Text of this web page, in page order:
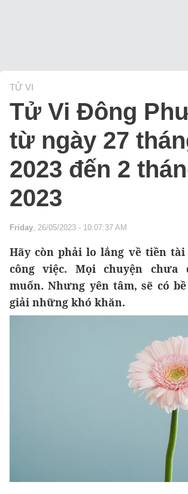
TỬ VI
Tử Vi Đông
từ ngày 27
2023 đến 2
2023
Friday, 26/05/2023 - 10:07:37 AM
Hãy còn phải lo lắng về tiền
công việc. Mọi chuyện
muốn. Nhưng yên tâm, sẽ có
giải những khó khăn.